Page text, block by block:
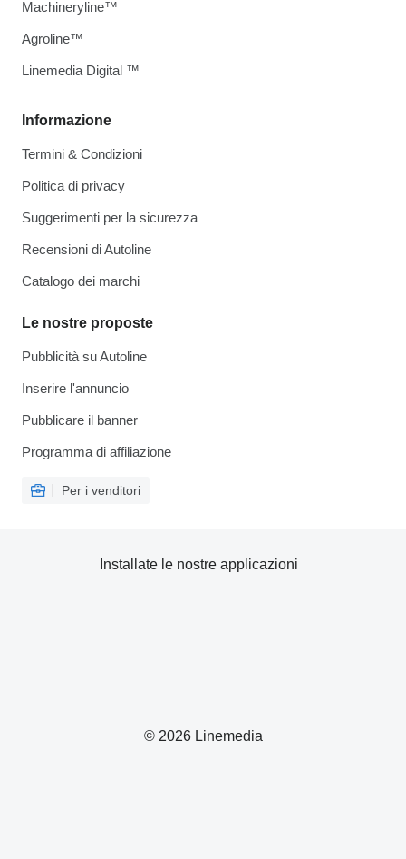
Informazione
Termini & Condizioni
Politica di privacy
Suggerimenti per la sicurezza
Recensioni di Autoline
Catalogo dei marchi
Le nostre proposte
Pubblicità su Autoline
Inserire l'annuncio
Pubblicare il banner
Programma di affiliazione
Per i venditori
Machineryline™
Agroline™
Linemedia Digital ™
© 2026 Linemedia
Installate le nostre applicazioni